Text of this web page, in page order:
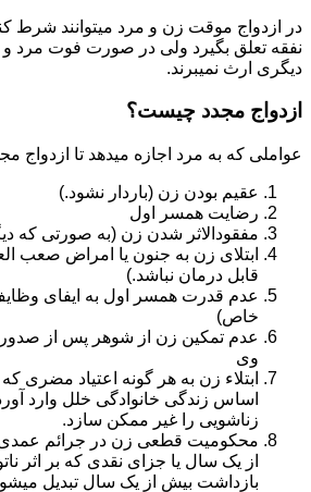
در ازدواج موقت زن و مرد میتوانند شرط
نفقه تعلق بگیرد ولی در صورت فوت مرد و
دیگری ارث نمیبرند.
ازدواج مجدد چیست؟
عواملی که به مرد اجازه میدهد تا ازدواج
عقیم بودن زن (باردار نشود.)
رضایت همسر اول
مفقودالاثر شدن زن (به صورتی که
ابتلای زن به جنون یا امراض صعب
قابل درمان نباشد.)
عدم قدرت همسر اول به ایفای
خاص)
عدم تمکین زن از شوهر پس از صدور
وی
ابتلاء زن به هر گونه اعتیاد مضری
اساس زندگی خانوادگی خلل وارد
زناشویی را غیر ممکن سازد.
محکومیت قطعی زن در جرائم
از یک سال یا جزای نقدی که بر اثر
بازداشت بیش از یک سال تبدیل می‎شود،است.